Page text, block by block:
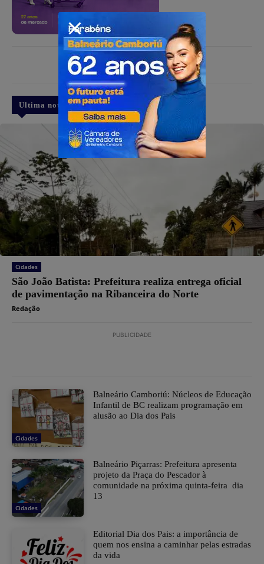
PUBLICIDADE
Ultima notícia
Cidades
São João Batista: Prefeitura realiza entrega oficial
de pavimentação na Ribanceira do Norte
Redação
PUBLICIDADE
Cidades
Balneário Camboriú: Núcleos de Educação
Infantil de BC realizam programação em
alusão ao Dia dos Pais
Cidades
Balneário Piçarras: Prefeitura apresenta
projeto da Praça do Pescador à
comunidade na próxima quinta-feira dia
13
Editorial Dia dos Pais: a importância de
quem nos ensina a caminhar pelas estradas
da vida